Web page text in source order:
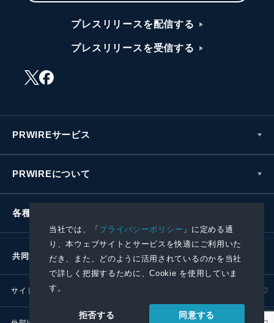
当社では、「プライバシーポリシー 」に定める通
り、本ウェブサイトとサービスを快適にご利用いた
だき、また、どのように活用されているのかを当社
で詳しく把握するために、Cookie を使用していま
す。
拒否する 同意する
プレスリリースを配信する
プレスリリースを受信する
PRWIREサービス
PRWIREについて
各種お問い合わせ
共同通信社グループ
サイトポリシー